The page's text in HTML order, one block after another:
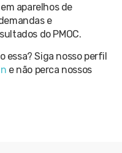
aparelhos de
e
do PMOC.
essa? Siga nosso perfil
e não perca nossos